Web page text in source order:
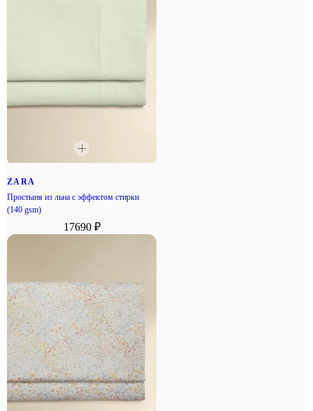
ZARA
Простыня из льна с эффектом стирки
(140 gsm)
17690 ₽